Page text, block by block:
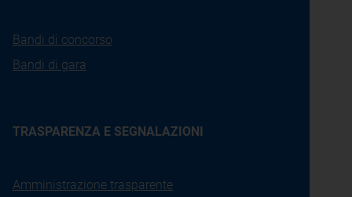
Bandi di concorso
Bandi di gara
TRASPARENZA E SEGNALAZIONI
Amministrazione trasparente